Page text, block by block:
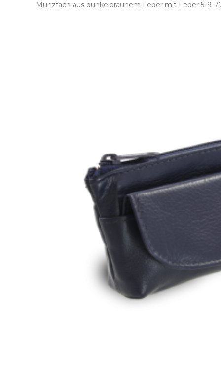
Münzfach aus dunkelbraunem Leder mit Feder 519­-